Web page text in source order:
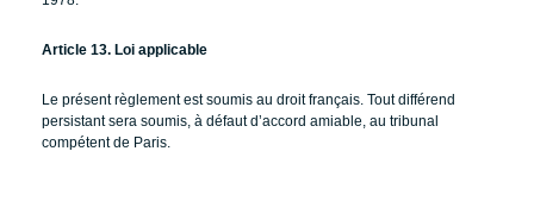
Article 13. Loi applicable
Le présent règlement est soumis au droit français. Tout différend
persistant sera soumis, à défaut d’accord amiable, au tribunal
compétent de Paris.